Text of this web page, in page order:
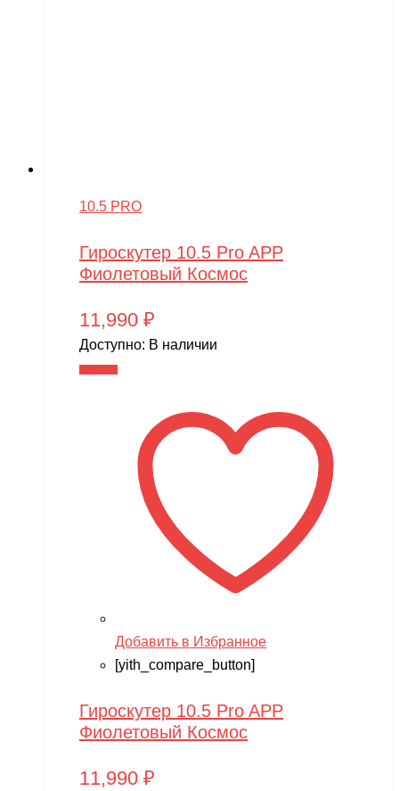
10.5 PRO
Гироскутер 10.5 Pro APP
Фиолетовый Космос
11,990 ₽
Доступно: В наличии
Добавить в Избранное
[yith_compare_button]
Гироскутер 10.5 Pro APP
Фиолетовый Космос
11,990 ₽